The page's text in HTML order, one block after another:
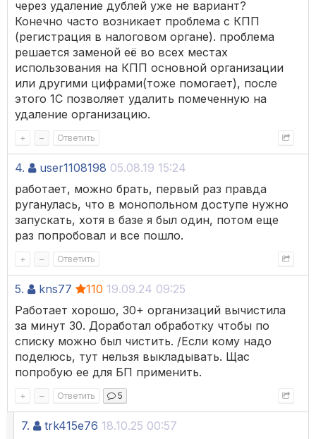
через удаление дублей уже не вариант?
Конечно часто возникает проблема с КПП
(регистрация в налоговом органе). проблема
решается заменой её во всех местах
использования на КПП основной организации
или другими цифрами(тоже помогает), после
этого 1С позволяет удалить помеченную на
удаление организацию.
+ – Ответить
4. user1108198 05.08.19 15:24
работает, можно брать, первый раз правда
руганулась, что в монопольном доступе нужно
запускать, хотя в базе я был один, потом еще
раз попробовал и все пошло.
+ – Ответить
5. kns77 110 19.09.24 09:25
Работает хорошо, 30+ организаций вычистила
за минут 30. Доработал обработку чтобы по
списку можно был чистить. /Если кому надо
поделюсь, тут нельзя выкладывать. Щас
попробую ее для БП применить.
+ – Ответить 5
7. trk415e76 18.10.25 00:57